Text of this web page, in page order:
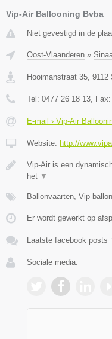
Vip-Air Ballooning Bvba
Niet gevestigd in de
Oost-Vlaanderen »
Hooimanstraat 35 9112
Tel: 0477 26 18 13 , Fax:
E-mail › Vip-Air
Website: http://
Vip-Air is een
het ▼
Ballonvaarten, Vip-
Er wordt gewerkt op
Laatste facebook posts
Sociale media: